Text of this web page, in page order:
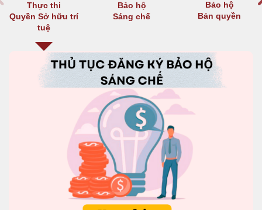
Thực thi
Quyền Sở hữu trí
tuệ
Bảo hộ
Sáng chế
Bảo hộ
Bản quyền